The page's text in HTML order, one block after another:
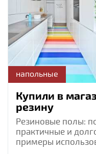
напольные
Купили в
резину
Резиновые полы:
практичные и
примеры